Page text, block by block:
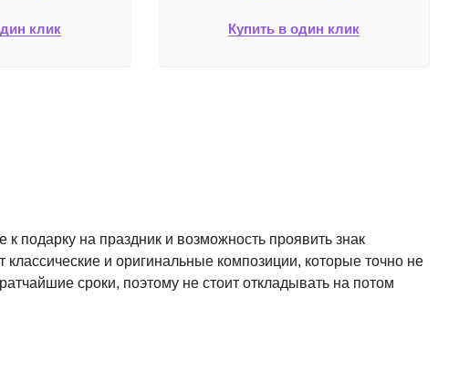
клик Купить в один клик
подарку на праздник и возможность проявить знак
и оригинальные композиции, которые точно не
сроки, поэтому не стоит откладывать на потом